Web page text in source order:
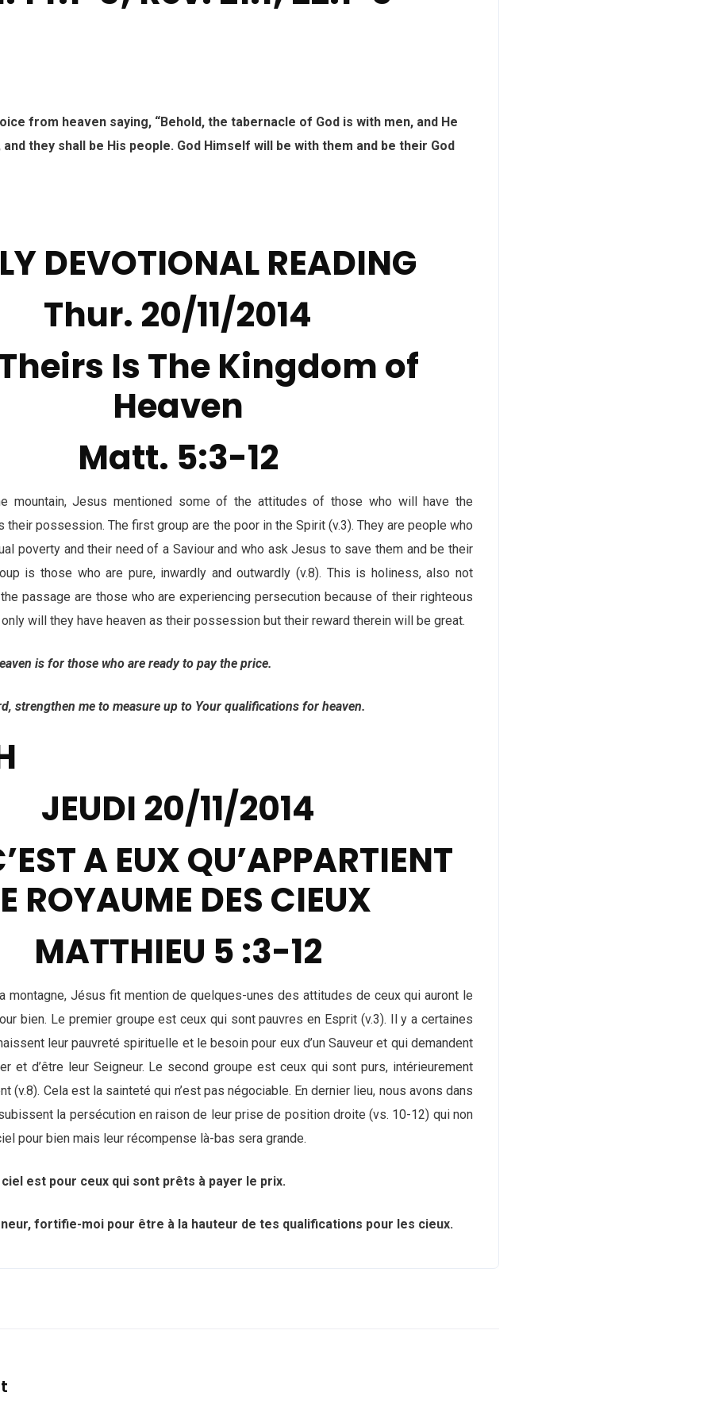
from heaven saying, “Behold, the tabernacle of God is with men, and He
they shall be His people. God Himself will be with them and be their God
DEVOTIONAL READING
Thur. 20/11/2014
Is The Kingdom of
Heaven
Matt. 5:3-12
mountain, Jesus mentioned some of the attitudes of those who will have the
their possession. The first group are the poor in the Spirit (v.3). They are people who
poverty and their need of a Saviour and who ask Jesus to save them and be their
is those who are pure, inwardly and outwardly (v.8). This is holiness, also not
passage are those who are experiencing persecution because of their righteous
will they have heaven as their possession but their reward therein will be great.
is for those who are ready to pay the price.
me to measure up to Your qualifications for heaven.
JEUDI 20/11/2014
A EUX QU’APPARTIENT
ROYAUME DES CIEUX
MATTHIEU 5 :3-12
montagne, Jésus fit mention de quelques-unes des attitudes de ceux qui auront le
bien. Le premier groupe est ceux qui sont pauvres en Esprit (v.3). Il y a certaines
leur pauvreté spirituelle et le besoin pour eux d’un Sauveur et qui demandent
et d’être leur Seigneur. Le second groupe est ceux qui sont purs, intérieurement
(v.8). Cela est la sainteté qui n’est pas négociable. En dernier lieu, nous avons dans
la persécution en raison de leur prise de position droite (vs. 10-12) qui non
pour bien mais leur récompense là-bas sera grande.
est pour ceux qui sont prêts à payer le prix.
fortifie-moi pour être à la hauteur de tes qualifications pour les cieux.